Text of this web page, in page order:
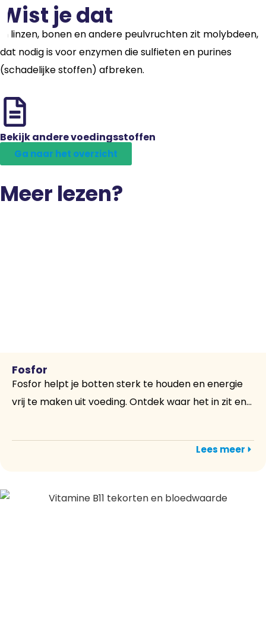
Wist je dat
In linzen, bonen en andere peulvruchten zit molybdeen,
dat nodig is voor enzymen die sulfieten en purines
(schadelijke stoffen) afbreken.
Bekijk andere voedingsstoffen
Ga naar het overzicht
Meer lezen?
Fosfor
Fosfor helpt je botten sterk te houden en energie
vrij te maken uit voeding. Ontdek waar het in zit en...
Lees meer